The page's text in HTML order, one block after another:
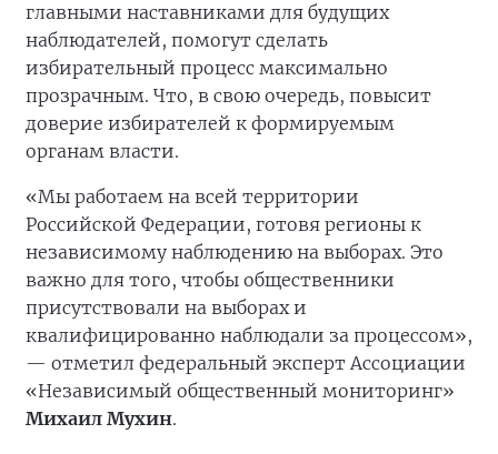
главными наставниками для будущих
наблюдателей, помогут сделать
избирательный процесс максимально
прозрачным. Что, в свою очередь, повысит
доверие избирателей к формируемым
органам власти.
«Мы работаем на всей территории
Российской Федерации, готовя регионы к
независимому наблюдению на выборах. Это
важно для того, чтобы общественники
присутствовали на выборах и
квалифицированно наблюдали за процессом»,
— отметил федеральный эксперт Ассоциации
«Независимый общественный мониторинг»
Михаил Мухин.